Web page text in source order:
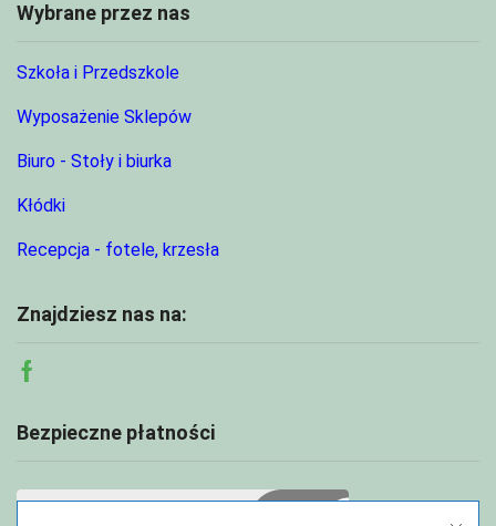
Wybrane przez nas
Szkoła i Przedszkole
Wyposażenie Sklepów
Biuro - Stoły i biurka
Kłódki
Recepcja - fotele, krzesła
Znajdziesz nas na:
Facebook
Bezpieczne płatności